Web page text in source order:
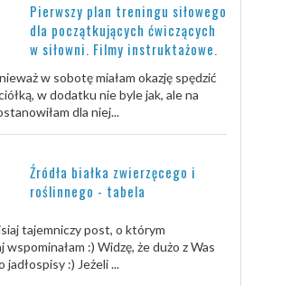
Pierwszy plan treningu siłowego
dla początkujących ćwiczących
w siłowni. Filmy instruktażowe.
w sobotę miałam okazję spędzić
w dodatku nie byle jak, ale na
dla niej...
Źródła białka zwierzęcego i
roślinnego - tabela
tajemniczy post, o którym
wspominałam :) Widzę, że dużo z Was
jadłospisy :) Jeżeli ...